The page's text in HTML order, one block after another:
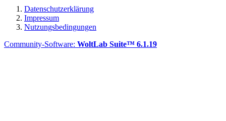
Datenschutzerklärung
Impressum
Nutzungsbedingungen
Community-Software: WoltLab Suite™ 6.1.19